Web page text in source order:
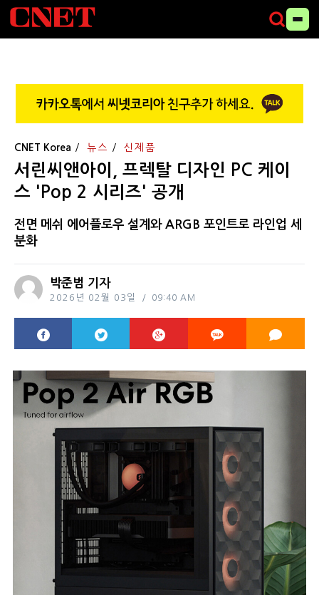
CNET Korea 뉴스 신제품
서린씨앤아이, 프렉탈 디자인 PC 케이
스 'Pop 2 시리즈' 공개
전면 메쉬 에어플로우 설계와 ARGB 포인트로 라인업 세
분화
박준범 기자
2026년 02월 03일 09:40 AM